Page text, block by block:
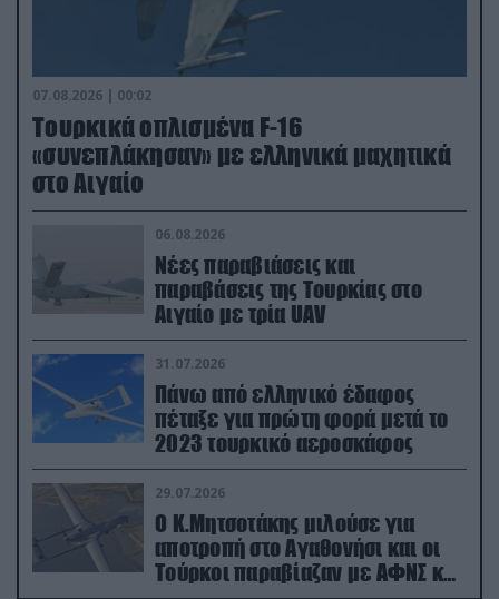
07.08.2026 | 00:02
Τουρκικά οπλισμένα F-16
«συνεπλάκησαν» με ελληνικά μαχητικά
στο Αιγαίο
06.08.2026
Νέες παραβιάσεις και
παραβάσεις της Τουρκίας στο
Αιγαίο με τρία UAV
31.07.2026
Πάνω από ελληνικό έδαφος
πέταξε για πρώτη φορά μετά το
2023 τουρκικό αεροσκάφος
29.07.2026
Ο Κ.Μητσοτάκης μιλούσε για
αποτροπή στο Αγαθονήσι και οι
Τούρκοι παραβίαζαν με ΑΦΝΣ και